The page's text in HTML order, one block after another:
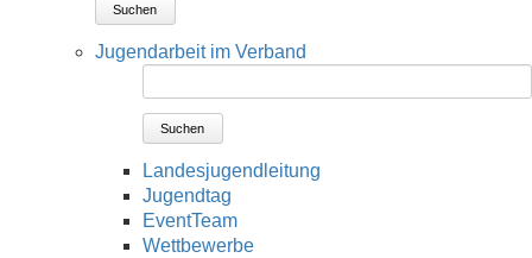
Suchen
Jugendarbeit im Verband
Suchen
Landesjugendleitung
Jugendtag
EventTeam
Wettbewerbe